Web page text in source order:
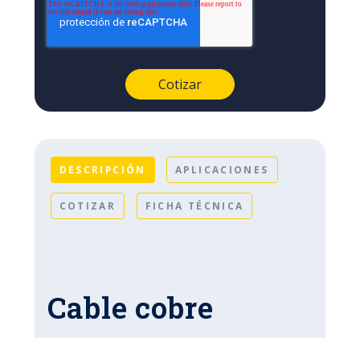
DESCRIPCIÓN APLICACIONES
COTIZAR FICHA TÉCNICA
Cable cobre